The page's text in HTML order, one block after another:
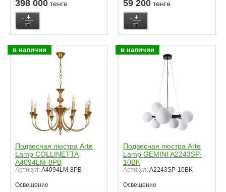
398 000 тенге 59 200 тенге
в наличии
Подвесная люстра Arte
Lamp COLLINETTA
A4094LM-8PB
Артикул: A4094LM-8PB
Освещение
в наличии
Подвесная люстра Arte
Lamp GEMINI A2243SP-
10BK
Артикул: A2243SP-10BK
Освещение